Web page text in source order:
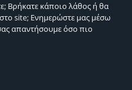
Βρήκατε κάποιο λάθος ή θα
στο site; Ενημερώστε μας μέσω
απαντήσουμε όσο πιο